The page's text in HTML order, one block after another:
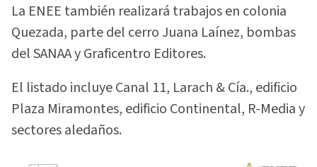
La ENEE también realizará trabajos en colonia
Quezada, parte del cerro Juana Laínez, bombas
del SANAA y Graficentro Editores.
El listado incluye Canal 11, Larach & Cía., edificio
Plaza Miramontes, edificio Continental, R-Media y
sectores aledaños.